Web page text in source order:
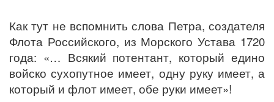
Как тут не вспомнить слова Петра, создателя
Флота Российского, из Морского Устава 1720
года: «… Всякий потентант, который едино
войско сухопутное имеет, одну руку имеет, а
который и флот имеет, обе руки имеет»!